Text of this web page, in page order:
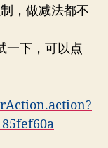
，做减法都不
下，可以点